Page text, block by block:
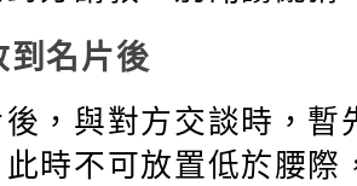
到名片後
，與對方交談時，暫
時不可放置低於腰際